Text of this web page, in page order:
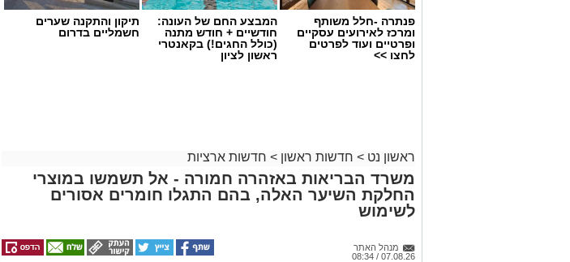
פנתרה -חלל משותף
ומרכז לאירועים עסקיים
ופרטיים ועוד לפרטים
לחצו >>
המבצע החם של העונה:
חודשיים + חודש מתנה
(כולל החגים!) בקאנטרי
ראשון לציון
תיקון והתקנה שערים
חשמליים בדרום
ראשון נט > חדשות ראשון > חדשות ארציות
משרד הבריאות באזהרה חמורה - אל תשמשו במוצרי
החלקת השיער האלה, בהם התגלו חומרים אסורים
לשימוש
מנהל האתר
07.08.26 / 08:34